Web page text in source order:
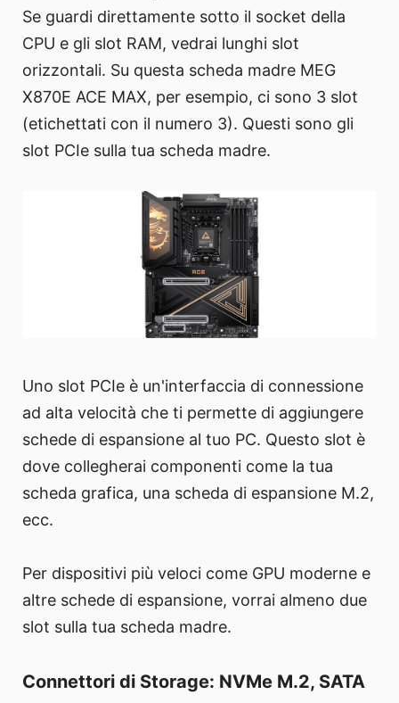
Se guardi direttamente sotto il socket della
CPU e gli slot RAM, vedrai lunghi slot
orizzontali. Su questa scheda madre MEG
X870E ACE MAX, per esempio, ci sono 3 slot
(etichettati con il numero 3). Questi sono gli
slot PCIe sulla tua scheda madre.
Uno slot PCIe è un'interfaccia di connessione
ad alta velocità che ti permette di aggiungere
schede di espansione al tuo PC. Questo slot è
dove collegherai componenti come la tua
scheda grafica, una scheda di espansione M.2,
ecc.
Per dispositivi più veloci come GPU moderne e
altre schede di espansione, vorrai almeno due
slot sulla tua scheda madre.
Connettori di Storage: NVMe M.2, SATA